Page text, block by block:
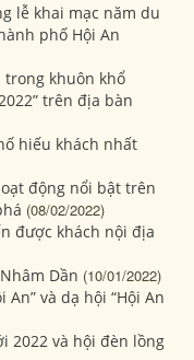
lễ khai mạc năm du
phố Hội An
trong khuôn khổ
trên địa bàn
hiếu khách nhất
động nổi bật trên
(08/02/2022)
được khách nội địa
Dần (10/01/2022)
và dạ hội “Hội An
2022 và hội đèn lồng